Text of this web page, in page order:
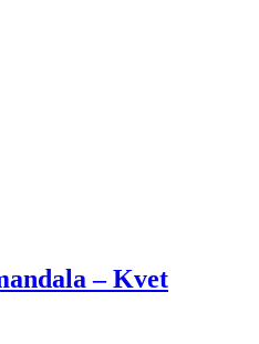
– Kvet